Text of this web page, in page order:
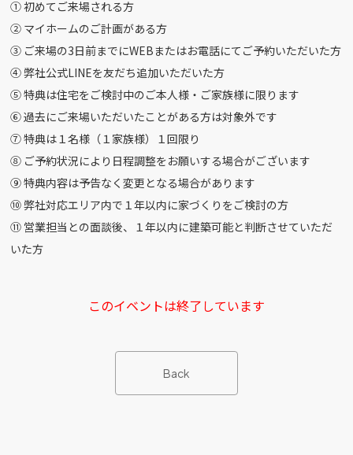
① 初めてご来場される方
② マイホームのご計画がある方
③ ご来場の3日前までにWEBまたはお電話にてご予約いただいた方
④ 弊社公式LINEを友だち追加いただいた方
⑤ 特典は住宅をご検討中のご本人様・ご家族様に限ります
⑥ 過去にご来場いただいたことがある方は対象外です
⑦ 特典は１名様（１家族様）１回限り
⑧ ご予約状況により日程調整をお願いする場合がございます
⑨ 特典内容は予告なく変更となる場合があります
⑩ 弊社対応エリア内で１年以内に家づくりをご検討の方
⑪ 営業担当との面談後、１年以内に建築可能と判断させていただ
いた方
このイベントは終了しています
Back